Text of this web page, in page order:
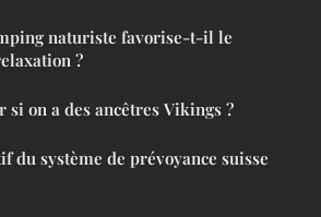
naturiste favorise-t-il le
?
si on a des ancêtres Vikings ?
du système de prévoyance suisse